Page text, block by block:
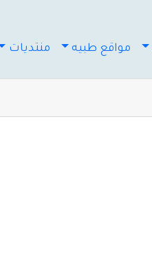
مواقع طبيه منتديات